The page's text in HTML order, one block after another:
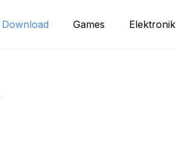
Download Games Elektronik